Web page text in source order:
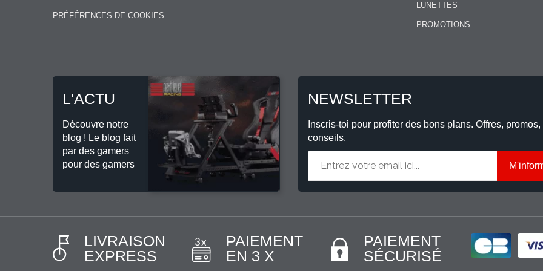
PRÉFÉRENCES DE COOKIES
LUNETTES
PROMOTIONS
L'ACTU
Découvre notre
blog ! Le blog fait
par des gamers
pour des gamers
NEWSLETTER
Inscris-toi pour profiter des bons plans. Offres, promos,
conseils.
LIVRAISON
EXPRESS
PAIEMENT
EN 3 X
PAIEMENT
SÉCURISÉ